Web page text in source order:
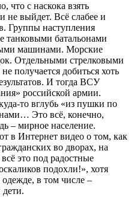
что с наскока взять
не выйдет. Всё слабее и
Группы наступления
танковыми батальонами
машинами. Морские
Отдельными стрелковыми
получается добиться хоть
И тогда ВСУ
российской армии.
то вглубь «из пушки по
Это всё, конечно,
– мирное население.
в Интернет видео о том, как
во дворах, на
это под радостные
подохли!», хотя
в том числе –